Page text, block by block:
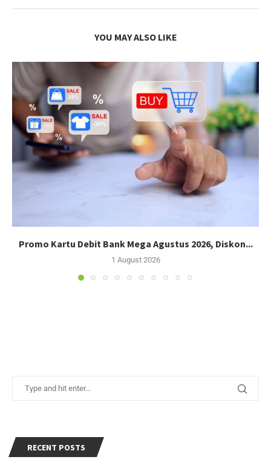
YOU MAY ALSO LIKE
Promo Kartu Debit Bank Mega Agustus 2026, Diskon...
1 August 2026
RECENT POSTS